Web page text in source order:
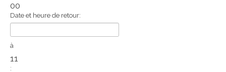
00
Date et heure de retour:
à
11
: